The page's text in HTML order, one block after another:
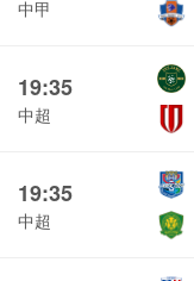
中甲
19:35
中超
19:35
中超